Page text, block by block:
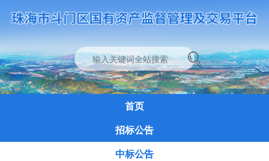
首页
招标公告
中标公告